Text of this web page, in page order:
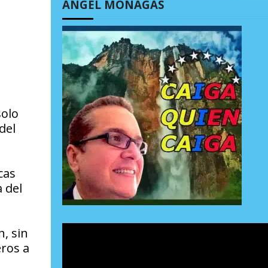
del
sin
a
ÁNGEL MONAGAS